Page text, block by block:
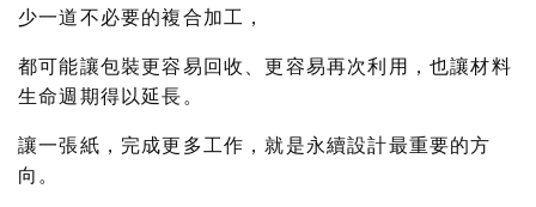
少一道不必要的複合加工，
都可能讓包裝更容易回收、更容易再次利用，也讓材料
生命週期得以延長。
讓一張紙，完成更多工作，就是永續設計最重要的方
向。